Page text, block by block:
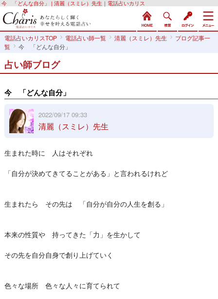
今 「どんな自分」 | 清麗（スミレ）先生｜電話占いカリス
電話占いカリスTOP 電話占い師一覧 清麗（スミレ）先生
ブログ記事一
覧
今 「どんな自分」
占い師ブログ
今 「どんな自分」
2022/09/17 09:33
清麗（スミレ）先生
生まれた時に 人はそれぞれ
「自分が決めてきてることがある」と言われるけれど
生まれたら その先は 「自分が自分の人生を創る」
本来の性質や 持ってきた「力」を生かして
その先を自分自身で創り上げていく
色々な場所 色々な人々に育てられて